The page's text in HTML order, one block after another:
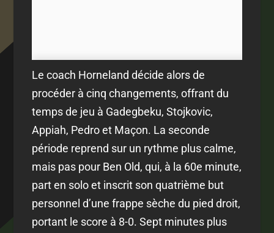
Le coach Horneland décide alors de
procéder à cinq changements, offrant du
temps de jeu à Gadegbeku, Stojkovic,
Appiah, Pedro et Maçon. La seconde
période reprend sur un rythme plus calme,
mais pas pour Ben Old, qui, à la 60e minute,
part en solo et inscrit son quatrième but
personnel d’une frappe sèche du pied droit,
portant le score à 8-0. Sept minutes plus